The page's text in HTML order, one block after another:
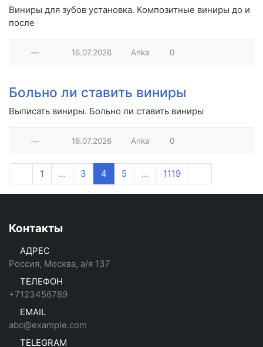
Виниры для зубов установка. Композитные виниры до и
после
— 16.07.2026 Anka 0
Больно ли ставить виниры
Выписать виниры. Больно ли ставить виниры
— 16.07.2026 Anka 0
1 ... 3 4 5 ... 1119
Контакты
АДРЕС
Россия, Москва, а/я 137
ТЕЛЕФОН
+7123456789
EMAIL
abc@example.com
TELEGRAM